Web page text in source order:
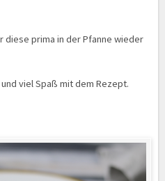
diese prima in der Pfanne wieder
viel Spaß mit dem Rezept.